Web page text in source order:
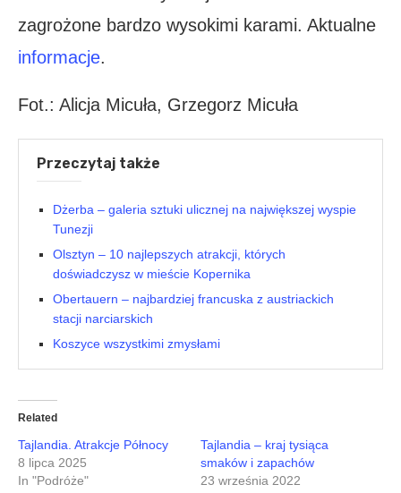
zagrożone bardzo wysokimi karami. Aktualne
informacje.
Fot.: Alicja Micuła, Grzegorz Micuła
Przeczytaj także
Dżerba – galeria sztuki ulicznej na największej wyspie
Tunezji
Olsztyn – 10 najlepszych atrakcji, których
doświadczysz w mieście Kopernika
Obertauern – najbardziej francuska z austriackich
stacji narciarskich
Koszyce wszystkimi zmysłami
Related
Tajlandia. Atrakcje Północy
8 lipca 2025
In "Podróże"
Tajlandia – kraj tysiąca
smaków i zapachów
23 września 2022